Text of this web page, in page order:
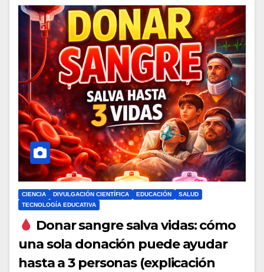
CIENCIA DIVULGACIÓN CIENTÍFICA EDUCACIÓN
SALUD
TECNOLOGÍA EDUCATIVA
Donar sangre salva vidas: cómo
una sola donación puede ayudar
hasta a 3 personas (explicación